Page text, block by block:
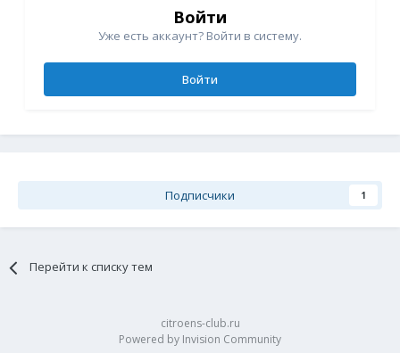
Войти
Уже есть аккаунт? Войти в систему.
Войти
Подписчики 1
Перейти к списку тем
citroens-club.ru
Powered by Invision Community